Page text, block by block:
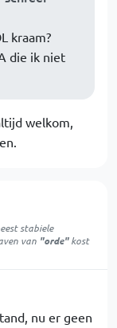
kraam?
die ik niet
welkom,
stabiele
van "orde"kost
nu er geen